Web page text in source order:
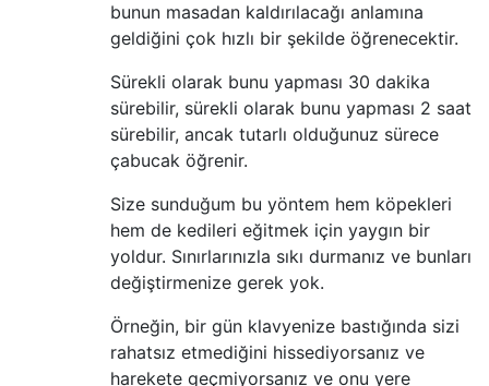
bunun masadan kaldırılacağı anlamına
geldiğini çok hızlı bir şekilde öğrenecektir.
Sürekli olarak bunu yapması 30 dakika
sürebilir, sürekli olarak bunu yapması 2 saat
sürebilir, ancak tutarlı olduğunuz sürece
çabucak öğrenir.
Size sunduğum bu yöntem hem köpekleri
hem de kedileri eğitmek için yaygın bir
yoldur. Sınırlarınızla sıkı durmanız ve bunları
değiştirmenize gerek yok.
Örneğin, bir gün klavyenize bastığında sizi
rahatsız etmediğini hissediyorsanız ve
harekete geçmiyorsanız ve onu yere